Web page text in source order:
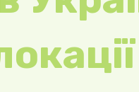
розвиваються
безбар’єрні